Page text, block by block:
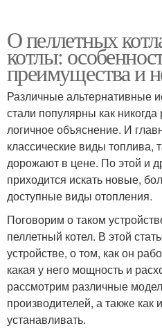
О пеллетных
котлы:
преимущества и
Различные альтернативные
стали популярны как
логичное объяснение. И
классические виды топлива,
дорожают в цене. По этой и
приходится искать новые,
доступные виды отопления.
Поговорим о таком
пеллетный котел. В этой
устройстве, о том, как он
какая у него мощность и
рассмотрим различные
производителей, а также как
устанавливать.